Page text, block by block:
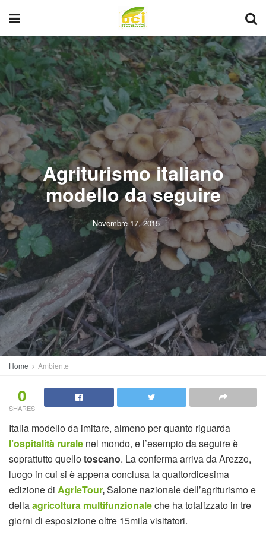
Agriturismo italiano
modello da seguire
Novembre 17, 2015
Home Ambiente
0
SHARES
Italia modello da imitare, almeno per quanto riguarda
l’ospitalità rurale nel mondo, e l’esempio da seguire è
soprattutto quellotoscano. La conferma arriva da Arezzo,
luogo in cui si è appena conclusa la quattordicesima
edizione di AgrieTour,Salone nazionale dell’agriturismo e
dellaagricoltura multifunzionaleche ha totalizzato in tre
giorni di esposizione oltre 15mila visitatori.